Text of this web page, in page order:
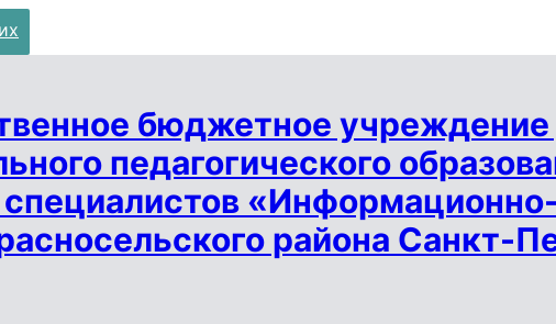
бюджетное учреждение
педагогического
района Санкт-